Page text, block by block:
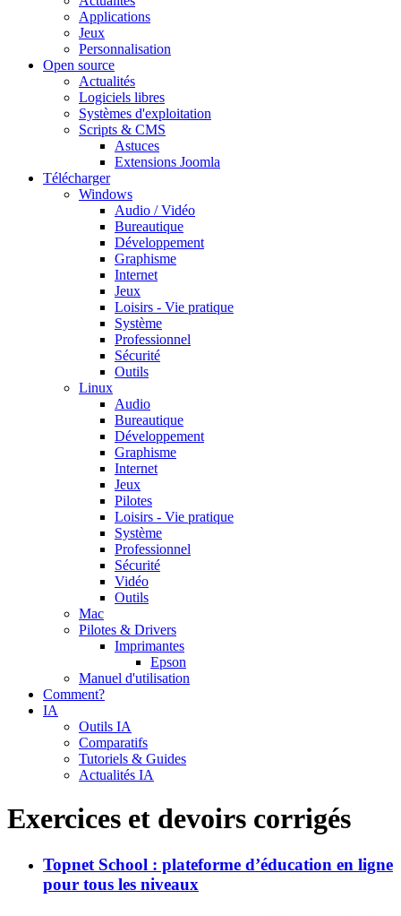
Applications
Jeux
Personnalisation
Open source
Actualités
Logiciels libres
Systèmes d'exploitation
Scripts & CMS
Astuces
Extensions Joomla
Télécharger
Windows
Audio / Vidéo
Bureautique
Développement
Graphisme
Internet
Jeux
Loisirs - Vie pratique
Système
Professionnel
Sécurité
Outils
Linux
Audio
Bureautique
Développement
Graphisme
Internet
Jeux
Pilotes
Loisirs - Vie pratique
Système
Professionnel
Sécurité
Vidéo
Outils
Mac
Pilotes & Drivers
Imprimantes
Epson
Manuel d'utilisation
Comment?
IA
Outils IA
Comparatifs
Tutoriels & Guides
Actualités IA
Exercices et devoirs corrigés
Topnet School : plateforme d’éducation en ligne
pour tous les niveaux